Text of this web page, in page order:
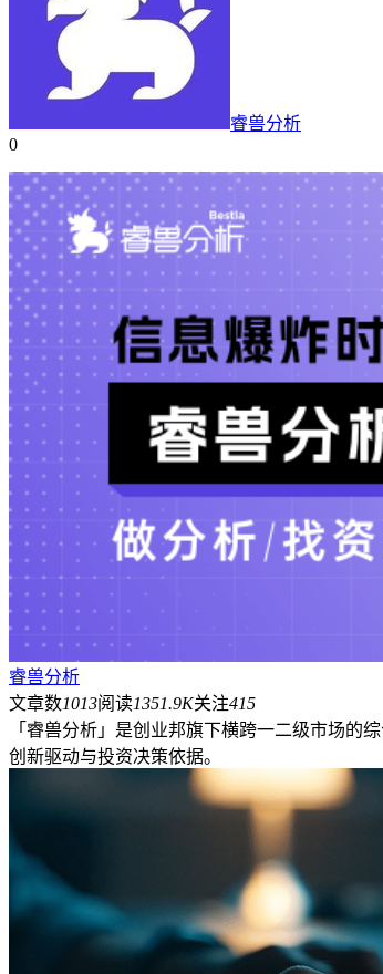
睿兽分析
0
睿兽分析
文章数1013阅读1351.9K关注415
「睿兽分析」是创业邦旗下横跨一二级市场的
创新驱动与投资决策依据。